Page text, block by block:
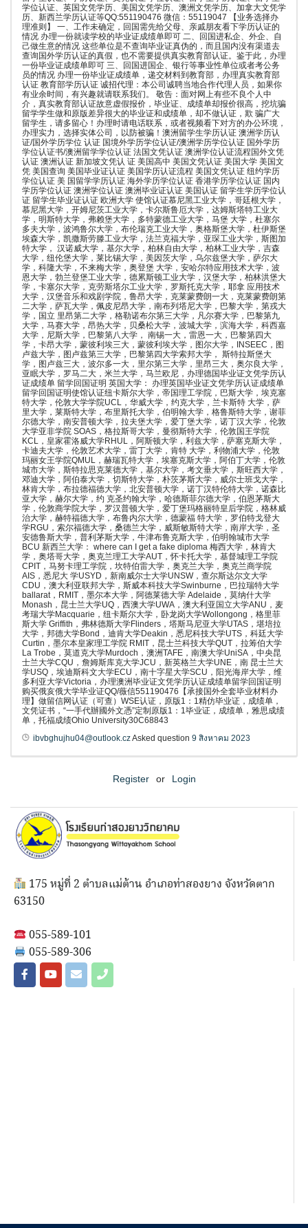
学位认证、英国文凭学历、美国文凭学历、澳洲文凭学历、加拿大文凭学
历、新西兰学历认证等QQ:551190476 微信：55119047 【业务选择办
理准则】 一、工作未确定，回国需先给父母、亲戚朋友看下学历认证的
情况 办理一份就读学校的毕业证成绩单即可 二、回国进私企、外企、自
己做生意的情况 这些单位是不查询毕业证真伪的，而且国内没有渠道去
查询国外学历认证的真假，也不需要提供真实教育部认证。鉴于此，办理
一份毕业证成绩单即可 三、回国进国企、银行等事业性单位或者考公务
员的情况 办理一份毕业证成绩单，递交材料到教育部，办理真实教育部
认证 教育部学历认证 诚招代理：本公司诚聘当地合作代理人员，如果你
有业余时间，有兴趣就请联系我们。 敬告：面对网上有些不良个人中
介，真实教育部认证故意虚假报价，毕业证、成绩单却报价很高，挖坑骗
留学学生做和原版差异很大的毕业证和成绩单，却不做认证，欺 骗广大
留学生，请多留心！办理时请电话联系，或者视频看下对方的办公环境，
办理实力，选择实体公司，以防被骗！澳洲留学生学历认证 澳洲学历认
证/国外学历学位 认证 国境外学历学位认证/澳洲学历学位认证 国外学历
学位认证书/澳洲留学学位认证 法国文凭认证 澳洲学位认证流程国外文凭
认证 澳洲认证 新加坡文凭认 证 美国高中 美国文凭认证 美国大学 美国文
凭 美国查询 美国毕业证认证 美国学历认证流程 美国文凭认证 纽约学历
学位认证 美 国留学学历认证 海外学历学位认证 香港学历学位认证 国内
学历学位认证 澳洲学位认证 澳洲毕业证认证 美国认证 留学生学历学位认
证 留学生毕业证认证 欧洲大学 使馆认证慕尼黑工业大学，哥廷根大学，
慕尼黑大学，开姆尼茨工业大学，卡尔斯鲁厄大学，达姆斯塔特工业大
学，明斯特大学，弗赖堡大学，多特蒙德工业大学，马堡 大学，杜塞尔
多夫大学，波鸿鲁尔大学，布伦瑞克工业大学，奥格斯堡大学，杜伊斯堡
埃森大学，凯撒斯劳滕工业大学，法兰克福大学，亚琛工业大学，斯图加
特大学， 汉诺威大学，基尔大学，柏林自由大学，柏林工业大学，吉森
大学，纽伦堡大学，莱比锡大学，美因茨大学，乌尔兹堡大学，萨尔大
学，科隆大学，不来梅大学，奥登堡 大学，安哈尔特应用技术大学，波
恩大学，勃兰登堡工业大学，德累斯顿工业大学，汉堡大学，柏林洪堡大
学，卡塞尔大学，克劳斯塔尔工业大学，罗斯托克大学，耶拿 应用技术
大学，汉堡音乐和戏剧学院，鲁昂大学，克莱蒙费朗一大，克莱蒙费朗第
二大学，萨瓦大学，佩皮尼昂大学，南布列塔尼大学，巴黎大学，第戎大
学，国立 里昂第二大学，格勒诺布尔第三大学，凡尔赛大学，巴黎第九
大学，马赛大学，昂热大学，贝桑松大学，波城大学，滨海大学，科西嘉
大学，尼斯大学，巴黎第八大学， 南锡一大，雷恩一大，巴黎第四大
学，卡昂大学，蒙彼利埃三大，蒙彼利埃大学，图尔大学，INSEEC，图
卢兹大学，图卢兹第三大学，巴黎第四大学索邦大学， 斯特拉斯堡大
学，图卢兹三大，波尔多一大，里尔第三大学，里昂三大，奥尔良大学，
亚眠大学，罗马二大，米兰大学，马兰欧尼，办理德国毕业证文凭学历认
证成绩单 留学回国证明 英国大学： 办理英国毕业证文凭学历认证成绩单
留学回国证明使馆认证纽卡斯尔大学，帝国理工学院，巴斯大学，埃克塞
特大学，伦敦大学学院UCL，华威大学，约克大学，兰卡斯特 大学，萨
里大学，莱斯特大学，布里斯托大学，伯明翰大学，格鲁斯特大学，谢菲
尔德大学，南安普顿大学，拉夫堡大学，爱丁堡大学，诺丁汉大学，伦敦
大学亚非学院 SOAS，格拉斯哥大学，曼彻斯特大学，伦敦国王学院
KCL，皇家霍洛威大学RHUL，阿斯顿大学，利兹大学，萨塞克斯大学，
卡迪夫大学，伦敦艺术大学，雷丁大学，肯特 大学，利物浦大学，伦敦
玛丽女王学院QMUL，赫瑞瓦特大学，埃塞克斯大学，阿伯丁大学，伦敦
城市大学，斯特拉思克莱德大学，基尔大学，考文垂大学，斯旺西大学，
邓迪大学，阿伯泰大学，切斯特大学，朴茨茅斯大学，威尔士班戈大学，
林肯大学，布拉德福德大学，北安普顿大学，诺丁汉特伦特大学，诺森比
亚大学，赫尔大学，约 克圣约翰大学，哈德斯菲尔德大学，伯恩茅斯大
学，伦敦商学院大学，罗汉普顿大学，爱丁堡玛格丽特皇后学院，格林威
治大学，赫特福德大学，布鲁内尔大学，德蒙福 特大学，罗伯特戈登大
学RGU，索尔福德大学，桑德兰大学，威斯敏斯特大学，南岸大学，圣
安德鲁斯大学，普利茅斯大学，牛津布鲁克斯大学，伯明翰城市大学
BCU 新西兰大学： where can I get a fake diploma 梅西大学，林肯大
学，奥塔哥大学，奥克兰理工大学AUT，怀卡托大学，基督城理工学院
CPIT，马努卡理工学院，坎特伯雷大学，奥克兰大学，奥克兰商学院
AIS，悉尼大 学USYD，新南威尔士大学UNSW，查尔斯达尔文大学
CDU，澳大利亚联邦大学，斯威本科技大学Swinburne，巴拉瑞特大学
ballarat，RMIT，墨尔本大学，阿德莱德大学 Adelaide，莫纳什大学
Monash，昆士兰大学UQ，西澳大学UWA，澳大利亚国立大学ANU，麦
考瑞大学Macquarie，纽卡斯尔大学，卧龙岗大学Wollongong，格里菲
斯大学 Griffith，弗林德斯大学Flinders，塔斯马尼亚大学UTAS，堪培拉
大学，邦德大学Bond，迪肯大学Deakin，悉尼科技大学UTS，科廷大学
Curtin，墨尔本皇家理工学院 RMIT，昆士兰科技大学QUT，拉筹伯大学
La Trobe，莫道克大学Murdoch，澳洲TAFE，南澳大学UniSA，中央昆
士兰大学CQU，詹姆斯库克大学JCU，新英格兰大学UNE，南 昆士兰大
学USQ，埃迪斯科文大学ECU，南十字星大学SCU，阳光海岸大学，维
多利亚大学Victoria，办理澳洲毕业证文凭学历认证成绩单留学回国证明
购买俄亥俄大学毕业证QQ/薇信551190476【承接国外全套毕业材料办
理】做留信网认证（可查）WSE认证，原版1：1精仿毕业证，成绩单，
文凭证书，“一手代辦國外文憑”定制原版1：1毕业证，成绩单，雅思成绩
单，托福成绩Ohio University30C68843
ibvbghujhu04@outlook.czAsked question 9 สิงหาคม 2023
Register or Login
175 หมู่ที่ 2 ตำบลแม่ต้าน อำเภอท่าสองยาง จังหวัดตาก
63150
055-589-101
055-589-306